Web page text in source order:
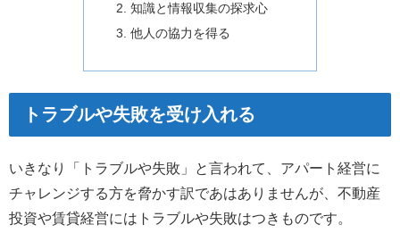
知識と情報収集の探求心
他人の協力を得る
トラブルや失敗を受け入れる
いきなり「トラブルや失敗」と言われて、アパート経営に
チャレンジする方を脅かす訳であはありませんが、不動産
投資や賃貸経営にはトラブルや失敗はつきものです。